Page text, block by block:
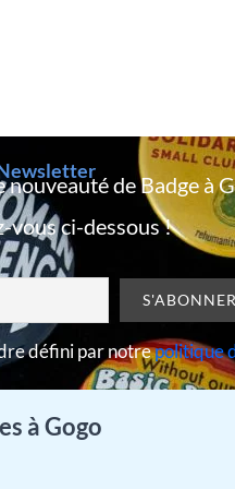
nouveauté de Badge à
vous ci-dessous !
défini par notrepolitique
à Gogo